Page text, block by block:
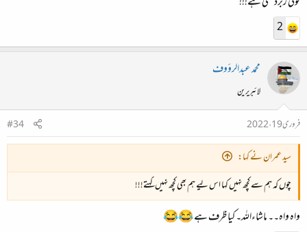
2
محمد عبدالرؤوف
لائبریرین
فروری 19، 2022
#34
سید عمران نے کہا:
چوں کہ ہم سے کچھ نہیں کہا اس لیے ہم بھی کچھ نہیں کہتے!!!
واہ واہ۔۔ ماشاءاللہ۔ کیا ظرف ہے 😂😂